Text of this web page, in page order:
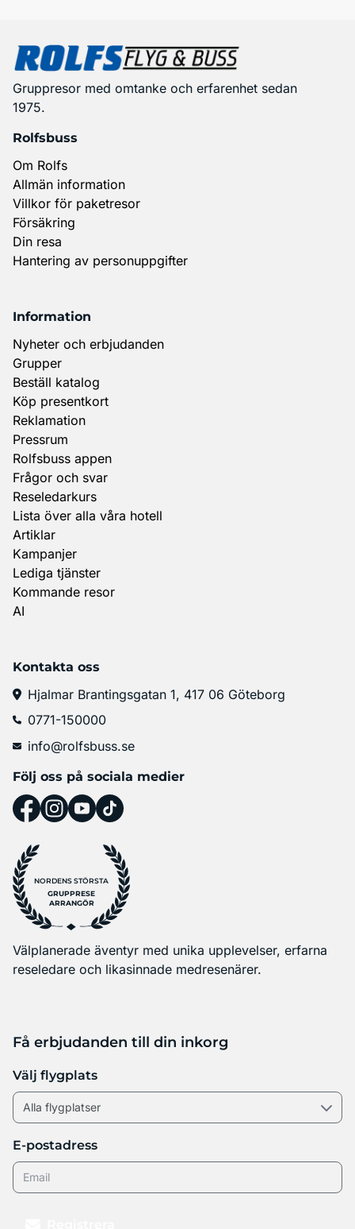
Gruppresor med omtanke och erfarenhet sedan
1975.
Rolfsbuss
Om Rolfs
Allmän information
Villkor för paketresor
Försäkring
Din resa
Hantering av personuppgifter
Information
Nyheter och erbjudanden
Grupper
Beställ katalog
Köp presentkort
Reklamation
Pressrum
Rolfsbuss appen
Frågor och svar
Reseledarkurs
Lista över alla våra hotell
Artiklar
Kampanjer
Lediga tjänster
Kommande resor
AI
Kontakta oss
Hjalmar Brantingsgatan 1, 417 06 Göteborg
0771-150000
info@rolfsbuss.se
Följ oss på sociala medier
NORDENS STÖRSTA
GRUPPRESE
ARRANGÖR
Välplanerade äventyr med unika upplevelser, erfarna
reseledare och likasinnade medresenärer.
Få erbjudanden till din inkorg
Välj flygplats
E-postadress